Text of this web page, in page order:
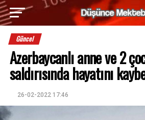
Güncel
Azerbaycanlı anne ve 2
saldırısında hayatını
26-02-2022 17:46